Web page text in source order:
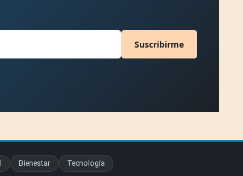
Suscribirme
Bienestar Tecnología